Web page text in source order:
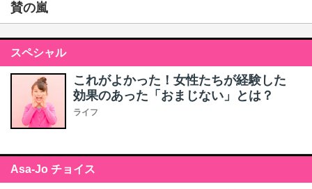
賛の嵐
スペシャル
これがよかった！女性たちが経験した
効果のあった「おまじない」とは？
ライフ
Asa-Jo チョイス